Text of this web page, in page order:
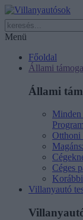
Menü
Főoldal
Állami
Állami
Minden
Otthoni
Céges
Villanyautó